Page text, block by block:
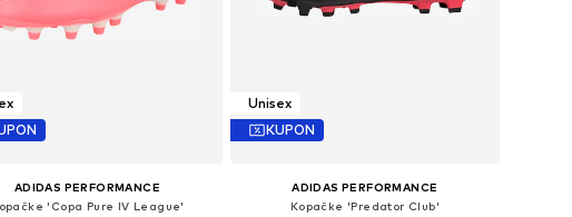
ADIDAS PERFORMANCE
'Copa Pure IV League'
Unisex
KUPON
ADIDAS PERFORMANCE
Kopačke 'Predator Club'